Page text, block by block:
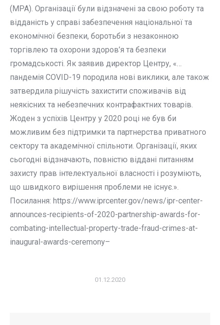
(МРА). Організації були відзначені за свою роботу та
відданість у справі забезпечення національної та
економічної безпеки, боротьби з незаконною
торгівлею та охорони здоров’я та безпеки
громадськості. Як заявив директор Центру, «…
пандемія COVID-19 породила нові виклики, але також
затвердила рішучість захистити споживачів від
неякісних та небезпечних контрафактних товарів.
Жоден з успіхів Центру у 2020 році не був би
можливим без підтримки та партнерства приватного
сектору та академічної спільноти. Організації, яких
сьогодні відзначають, повністю віддані питанням
захисту прав інтелектуальної власності і розуміють,
що швидкого вирішення проблеми не існує.».
Посилання: https://www.iprcenter.gov/news/ipr-center-
announces-recipients-of-2020-partnership-awards-for-
combating-intellectual-property-trade-fraud-crimes-at-
inaugural-awards-ceremony–
01.12.2020